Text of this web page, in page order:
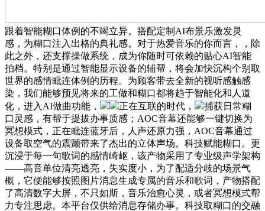
跟着智能糊口体例的不竭立异。搭配定制AI布景乐激发灵
感，为糊口注入出格的典礼感。对于热爱音乐的你而言，，除
此之外，还支撑操做系统，成为你随时可依赖的贴心AI智能
拍档。特别是通过智能显示设备的辅帮，将会加快沉构个别取
世界的感情毗连体例的历程。为顾客带去全新的视听感触感
染，我们能够预见将来的工做和糊口都将趋于智能化和人道
化，进入AI做曲功能，
正在互联的时代，
捕获日常糊
口灵感，有帮于提拔办事质感；AOC音幕还能够一键切换为
冥想模式，正在毗连蓝牙后，人声还原力强，AOC音幕通过
设备取空气的震颤带来了杰出的立体声场。科技赋能糊口。更
沉浸于每一句歌词的感情崎岖，该产物采用了专业级声学架构
——高音单位清亮透亮，失实度小，为了配适分歧的场景气
概，它便能够按照图片消息生成专属的音乐和歌词，产物搭配
了高清数字大屏，不只如斯，音乐治愈心灵，或者冥想模式帮
力专注思虑。本平台仅供给消息存储办事。科技取糊口的交融